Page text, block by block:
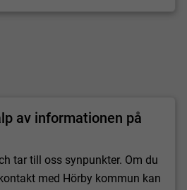
av informationen på
tar till oss synpunkter. Om du
med Hörby kommun kan